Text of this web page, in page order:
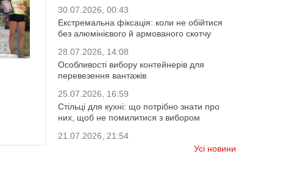
30.07.2026, 00:43
Екстремальна фіксація: коли не обійтися
без алюмінієвого й армованого скотчу
28.07.2026, 14:08
Особливості вибору контейнерів для
перевезення вантажів
25.07.2026, 16:59
Стільці для кухні: що потрібно знати про
них, щоб не помилитися з вибором
21.07.2026, 21:54
Усі новини